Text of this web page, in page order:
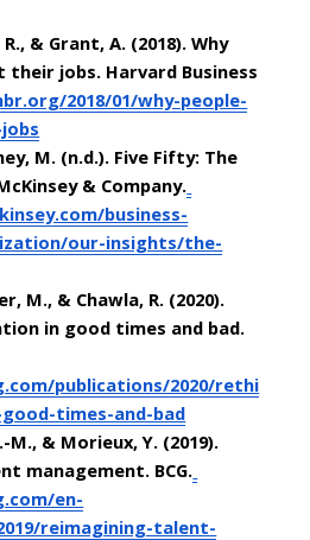
& Grant, A. (2018). Why
their jobs. Harvard Business
2018/01/why-people-
M. (n.d.). Five Fifty: The
& Company.
business-
our-insights/the-
M., & Chawla, R. (2020).
in good times and bad.
publications/2020/rethi
times-and-bad
M., & Morieux, Y. (2019).
management. BCG.
en-
reimagining-talent-